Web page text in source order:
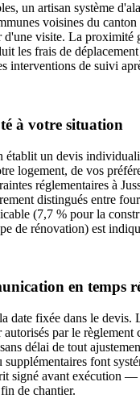
un artisan système
voisines du
d'une visite. La proximité
les frais de
interventions de suivi
à votre situation
établit un devis
logement, de vos
réglementaires à
distingués entre
(7,7 % pour la
de rénovation) est
en temps
date fixée dans le devis.
autorisés par le règlement
délai de tout
font
signé avant exécution —
de chantier.